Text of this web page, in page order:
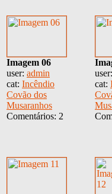
Imagem 06
user: admin
cat: Incêndio
Covão dos
Musaranhos
Comentários: 2
cat: